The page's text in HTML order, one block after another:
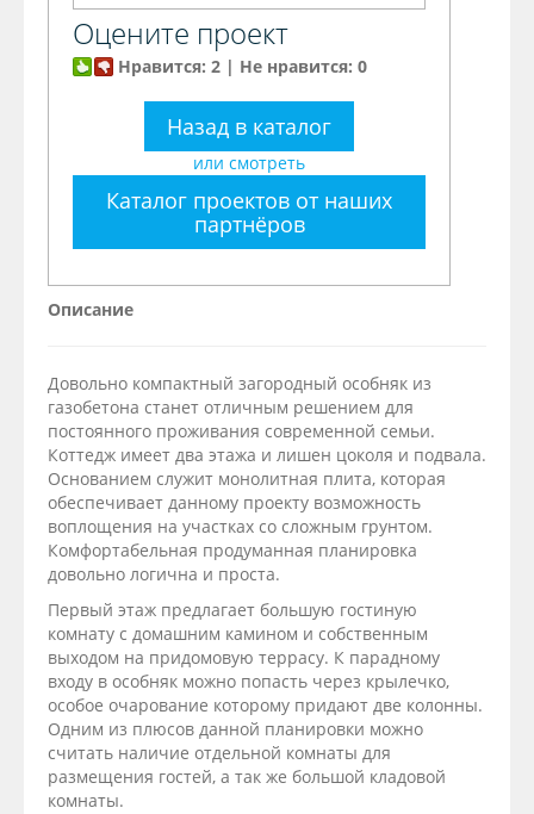
Оцените проект
Нравится: 2 | Не нравится: 0
Назад в каталог
или смотреть
Каталог проектов от наших
партнёров
Описание
Довольно компактный загородный особняк из
газобетона станет отличным решением для
постоянного проживания современной семьи.
Коттедж имеет два этажа и лишен цоколя и подвала.
Основанием служит монолитная плита, которая
обеспечивает данному проекту возможность
воплощения на участках со сложным грунтом.
Комфортабельная продуманная планировка
довольно логична и проста.
Первый этаж предлагает большую гостиную
комнату с домашним камином и собственным
выходом на придомовую террасу. К парадному
входу в особняк можно попасть через крылечко,
особое очарование которому придают две колонны.
Одним из плюсов данной планировки можно
считать наличие отдельной комнаты для
размещения гостей, а так же большой кладовой
комнаты.